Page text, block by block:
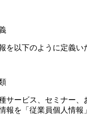
を以下のように定義
サービス、セミナー
報を「従業員個人情報